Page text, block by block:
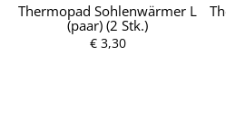
Thermopad Sohlenwärmer L
(paar) (2 Stk.)
€ 3,30